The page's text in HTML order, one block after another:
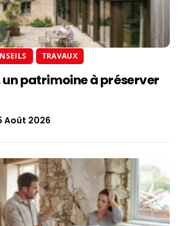
TRAVAUX
un patrimoine à préserver
Août 2026